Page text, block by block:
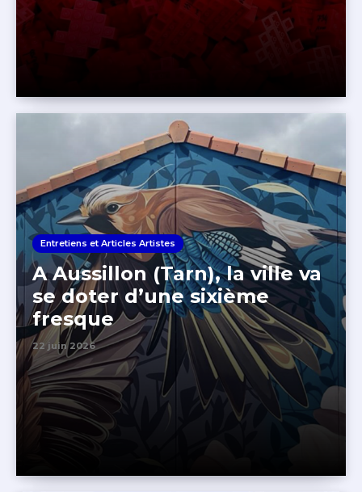
Entretiens et Articles Artistes
A Aussillon (Tarn), la ville va
se doter d’une sixième
fresque
22 juin 2026